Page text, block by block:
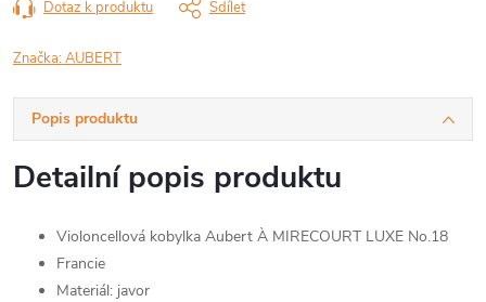
Dotaz k produktu Sdílet
Značka:AUBERT
Popis produktu
Detailní popis produktu
Violoncellová kobylka Aubert À MIRECOURT LUXE No.18
Francie
Materiál: javor